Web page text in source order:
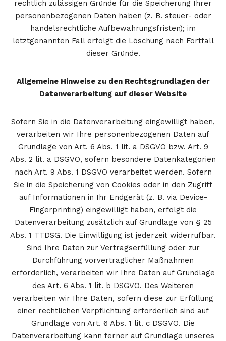
rechtlich zulässigen Gründe für die Speicherung Ihrer
personenbezogenen Daten haben (z. B. steuer- oder
handelsrechtliche Aufbewahrungsfristen); im
letztgenannten Fall erfolgt die Löschung nach Fortfall
dieser Gründe.
Allgemeine Hinweise zu den Rechtsgrundlagen der
Datenverarbeitung auf dieser Website
Sofern Sie in die Datenverarbeitung eingewilligt haben,
verarbeiten wir Ihre personenbezogenen Daten auf
Grundlage von Art. 6 Abs. 1 lit. a DSGVO bzw. Art. 9
Abs. 2 lit. a DSGVO, sofern besondere Datenkategorien
nach Art. 9 Abs. 1 DSGVO verarbeitet werden. Sofern
Sie in die Speicherung von Cookies oder in den Zugriff
auf Informationen in Ihr Endgerät (z. B. via Device-
Fingerprinting) eingewilligt haben, erfolgt die
Datenverarbeitung zusätzlich auf Grundlage von § 25
Abs. 1 TTDSG. Die Einwilligung ist jederzeit widerrufbar.
Sind Ihre Daten zur Vertragserfüllung oder zur
Durchführung vorvertraglicher Maßnahmen
erforderlich, verarbeiten wir Ihre Daten auf Grundlage
des Art. 6 Abs. 1 lit. b DSGVO. Des Weiteren
verarbeiten wir Ihre Daten, sofern diese zur Erfüllung
einer rechtlichen Verpflichtung erforderlich sind auf
Grundlage von Art. 6 Abs. 1 lit. c DSGVO. Die
Datenverarbeitung kann ferner auf Grundlage unseres